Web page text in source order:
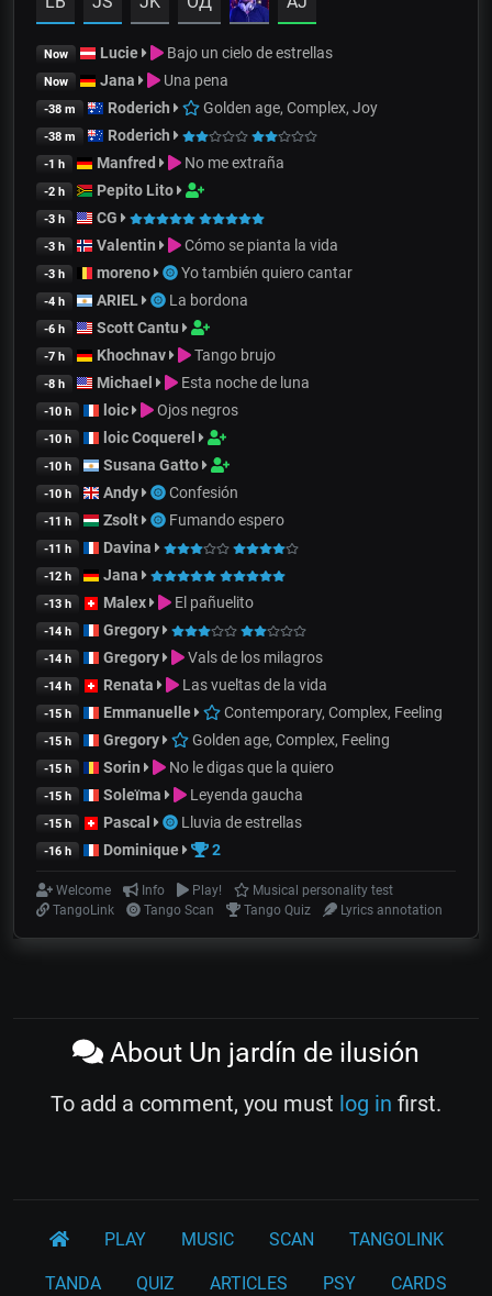
Now Lucie Bajo un cielo de estrellas
Now Jana Una pena
-38 m Roderich Golden age, Complex, Joy
-38 m Roderich
-1 h Manfred No me extraña
-2 h Pepito Lito
-3 h CG
-3 h Valentin Cómo se pianta la vida
-3 h moreno Yo también quiero cantar
-4 h ARIEL La bordona
-6 h Scott Cantu
-7 h Khochnav Tango brujo
-8 h Michael Esta noche de luna
-10 h loic Ojos negros
-10 h loic Coquerel
-10 h Susana Gatto
-10 h Andy Confesión
-11 h Zsolt Fumando espero
-11 h Davina
-12 h Jana
-13 h Malex El pañuelito
-14 h Gregory
-14 h Gregory Vals de los milagros
-14 h Renata Las vueltas de la vida
-15 h Emmanuelle Contemporary, Complex, Feeling
-15 h Gregory Golden age, Complex, Feeling
-15 h Sorin No le digas que la quiero
-15 h Soleïma Leyenda gaucha
-15 h Pascal Lluvia de estrellas
-16 h Dominique 2
Welcome Info Play!
Musical personality test
TangoLink
Tango Scan Tango Quiz Lyrics annotation
About Un jardín de ilusión
To add a comment, you must log in first.
PLAY MUSIC SCAN TANGOLINK
TANDA QUIZ ARTICLES PSY CARDS